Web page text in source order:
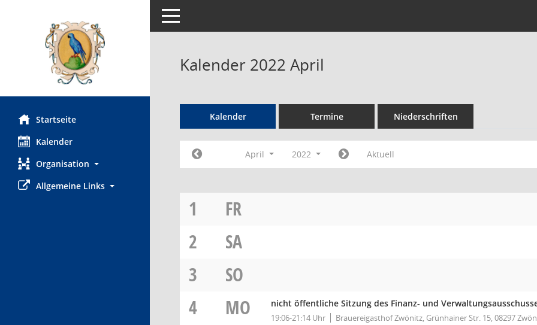
Startseite
Kalender
Organisation
Allgemeine Links
Toggle navigation
Kalender 2022 April
Kalender Termine Niederschriften
April 2022 Aktuell
1
FR
2
SA
3
SO
4
MO nicht öffentliche Sitzung des Finanz- und
19:06-21:14 Uhr Brauereigasthof Zwönitz, Grünhainer Str. 15, 08297